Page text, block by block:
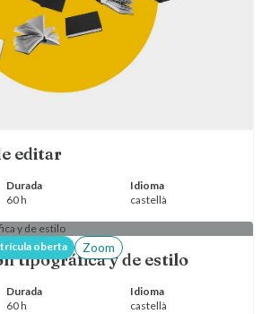
editar
Durada
60 h
Idioma
castellà
oberta Zoom
tipográfica y de estilo
Durada
60 h
Idioma
castellà